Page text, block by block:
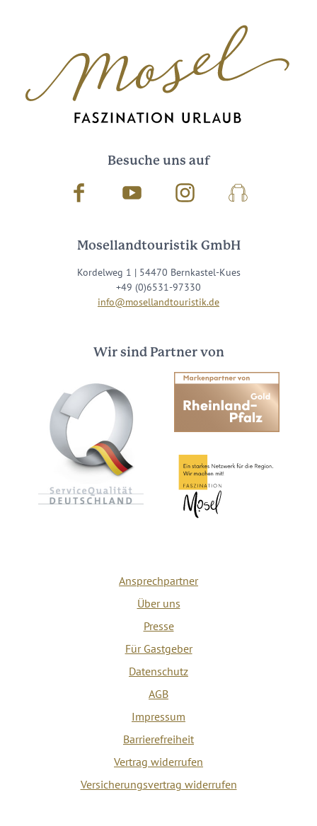
Besuche uns auf
Facebook Youtube InstagramPodcast
Mosellandtouristik GmbH
Kordelweg 1 | 54470 Bernkastel-Kues
+49 (0)6531-97330
info@mosellandtouristik.de
Wir sind Partner von
Ansprechpartner
Über uns
Presse
Für Gastgeber
Datenschutz
AGB
Impressum
Barrierefreiheit
Vertrag widerrufen
Versicherungsvertrag widerrufen